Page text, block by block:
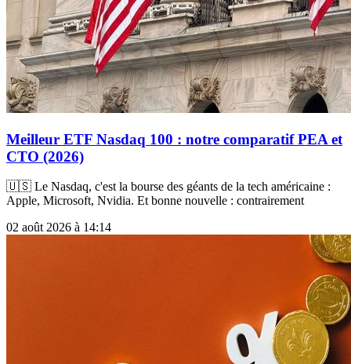
Meilleur ETF Nasdaq 100 : notre comparatif PEA et
CTO (2026)
🇺🇸 Le Nasdaq, c'est la bourse des géants de la tech américaine :
Apple, Microsoft, Nvidia. Et bonne nouvelle : contrairement
02 août 2026 à 14:14